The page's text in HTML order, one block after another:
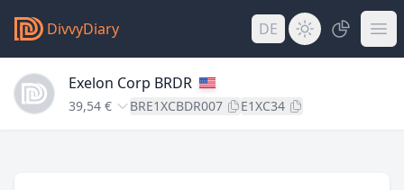
DivvyDiary DE
Exelon Corp BRDR
39,54 € BRE1XCBDR007 E1XC34